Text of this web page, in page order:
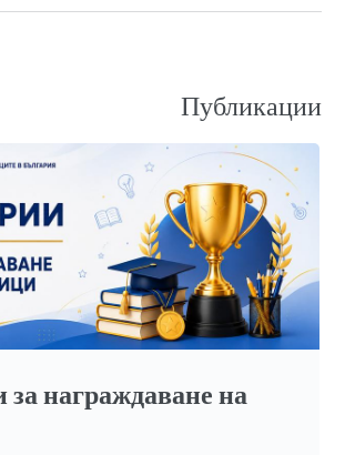
Публикации
награждаване на